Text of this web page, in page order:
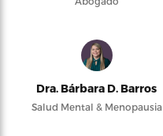
Dra. Bárbara D. Barros
Salud Mental & Menopausia